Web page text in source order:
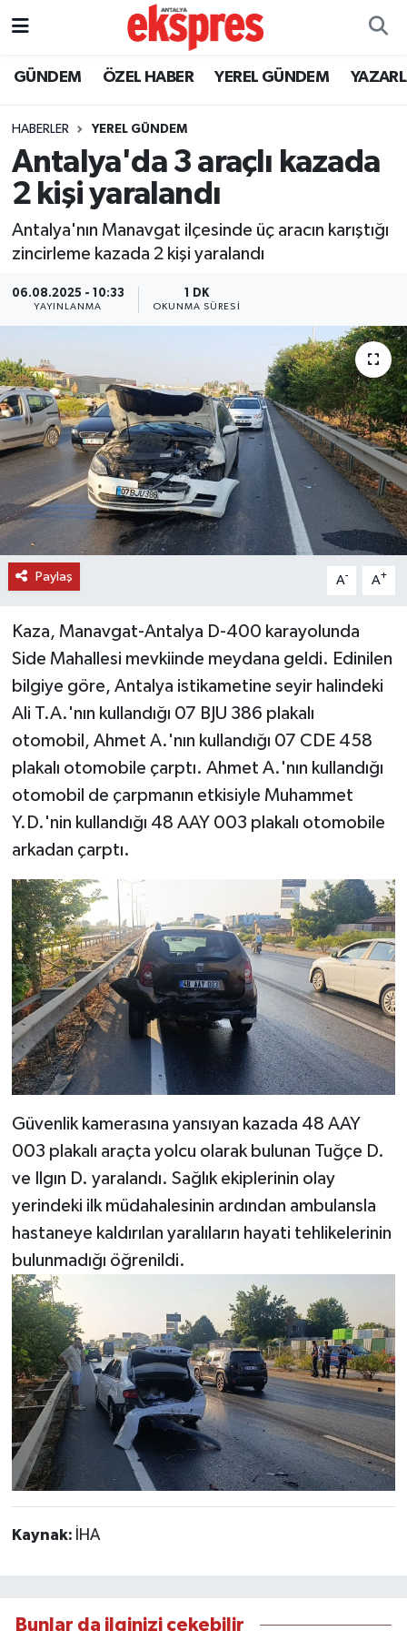
GÜNDEM ÖZEL HABER YEREL GÜNDEM
HABERLER YEREL GÜNDEM
Antalya'da 3 araçlı kazada
2 kişi yaralandı
Antalya'nın Manavgat ilçesinde üç aracın karıştığı
zincirleme kazada 2 kişi yaralandı
06.08.2025 - 10:33
YAYINLANMA
1 DK
OKUNMA SÜRESI
Paylaş A- A+
Kaza, Manavgat-Antalya D-400 karayolunda
Side Mahallesi mevkiinde meydana geldi. Edinilen
bilgiye göre, Antalya istikametine seyir halindeki
Ali T.A.'nın kullandığı 07 BJU 386 plakalı
otomobil, Ahmet A.'nın kullandığı 07 CDE 458
plakalı otomobile çarptı. Ahmet A.'nın kullandığı
otomobil de çarpmanın etkisiyle Muhammet
Y.D.'nin kullandığı 48 AAY 003 plakalı otomobile
arkadan çarptı.
Güvenlik kamerasına yansıyan kazada 48 AAY
003 plakalı araçta yolcu olarak bulunan Tuğçe D.
ve Ilgın D. yaralandı. Sağlık ekiplerinin olay
yerindeki ilk müdahalesinin ardından ambulansla
hastaneye kaldırılan yaralıların hayati tehlikelerinin
bulunmadığı öğrenildi.
Kaynak: İHA
Bunlar da ilginizi çekebilir
ÖZEL HABER
YEREL GÜNDEM
EKONOMİ
KÜLTÜR - SANAT
SPOR
SAĞLIK
DÜNYA
EĞİTİM
TURİZM
RÖPORTAJ
VİDEO HABERLER
RESMİ İLAN
MAGAZİN
Nöbetçi Eczaneler
Trafik Durumu
Süper Lig Puan Durumu ve Fikstür
Tüm Manşetler
Son Dakika Haberleri